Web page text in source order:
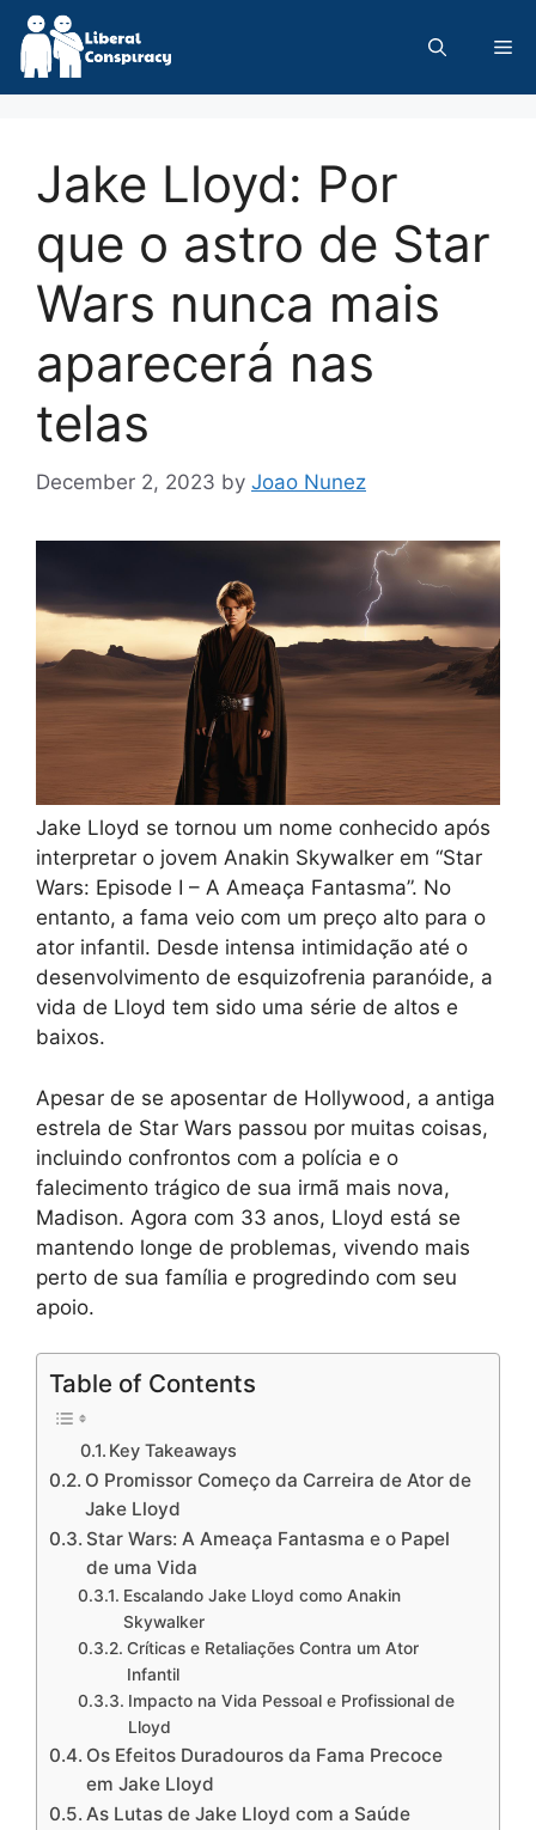
Skip
content
Jake Lloyd: Por
que o astro de Star
Wars nunca mais
aparecerá nas
telas
December 2, 2023 by Joao Nunez
Jake Lloyd se tornou um nome conhecido após
interpretar o jovem Anakin Skywalker em “Star
Wars: Episode I – A Ameaça Fantasma”. No
entanto, a fama veio com um preço alto para o
ator infantil. Desde intensa intimidação até o
desenvolvimento de esquizofrenia paranóide, a
vida de Lloyd tem sido uma série de altos e
baixos.
Apesar de se aposentar de Hollywood, a antiga
estrela de Star Wars passou por muitas coisas,
incluindo confrontos com a polícia e o
falecimento trágico de sua irmã mais nova,
Madison. Agora com 33 anos, Lloyd está se
mantendo longe de problemas, vivendo mais
perto de sua família e progredindo com seu
apoio.
Table of Contents
Key Takeaways
O Promissor Começo da Carreira de Ator de
Jake Lloyd
Star Wars: A Ameaça Fantasma e o Papel
de uma Vida
Escalando Jake Lloyd como Anakin
Skywalker
Críticas e Retaliações Contra um Ator
Infantil
Impacto na Vida Pessoal e Profissional de
Lloyd
Os Efeitos Duradouros da Fama Precoce
em Jake Lloyd
As Lutas de Jake Lloyd com a Saúde